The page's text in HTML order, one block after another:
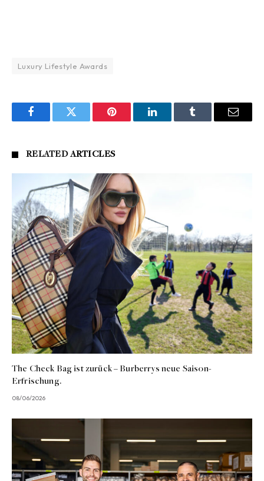
Luxury Lifestyle Awards
FacebookTwitter Pinterest LinkedInTumblr Email
RELATEDARTICLES
The Check Bag ist zurück – Burberrys neue Saison-
Erfrischung.
08/06/2026